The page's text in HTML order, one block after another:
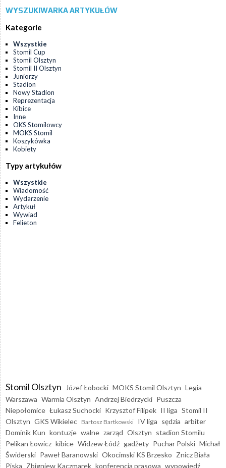
WYSZUKIWARKA ARTYKUŁÓW
Kategorie
Wszystkie
Stomil Cup
Stomil Olsztyn
Stomil II Olsztyn
Juniorzy
Stadion
Nowy Stadion
Reprezentacja
Kibice
Inne
OKS Stomilowcy
MOKS Stomil
Koszykówka
Kobiety
Typy artykułów
Wszystkie
Wiadomość
Wydarzenie
Artykuł
Wywiad
Felieton
Stomil Olsztyn Józef Łobocki MOKS Stomil Olsztyn Legia
Warszawa Warmia Olsztyn Andrzej Biedrzycki Puszcza
Niepołomice Łukasz Suchocki Krzysztof Filipek II liga Stomil II
Olsztyn GKS Wikielec Bartosz Bartkowski IV liga sędzia arbiter
Dominik Kun kontuzje walne zarząd Olsztyn stadion Stomilu
Pelikan Łowicz kibice Widzew Łódź gadżety Puchar Polski Michał
Świderski Paweł Baranowski Okocimski KS Brzesko Znicz Biała
Piska Zbigniew Kaczmarek konferencja prasowa wypowiedź